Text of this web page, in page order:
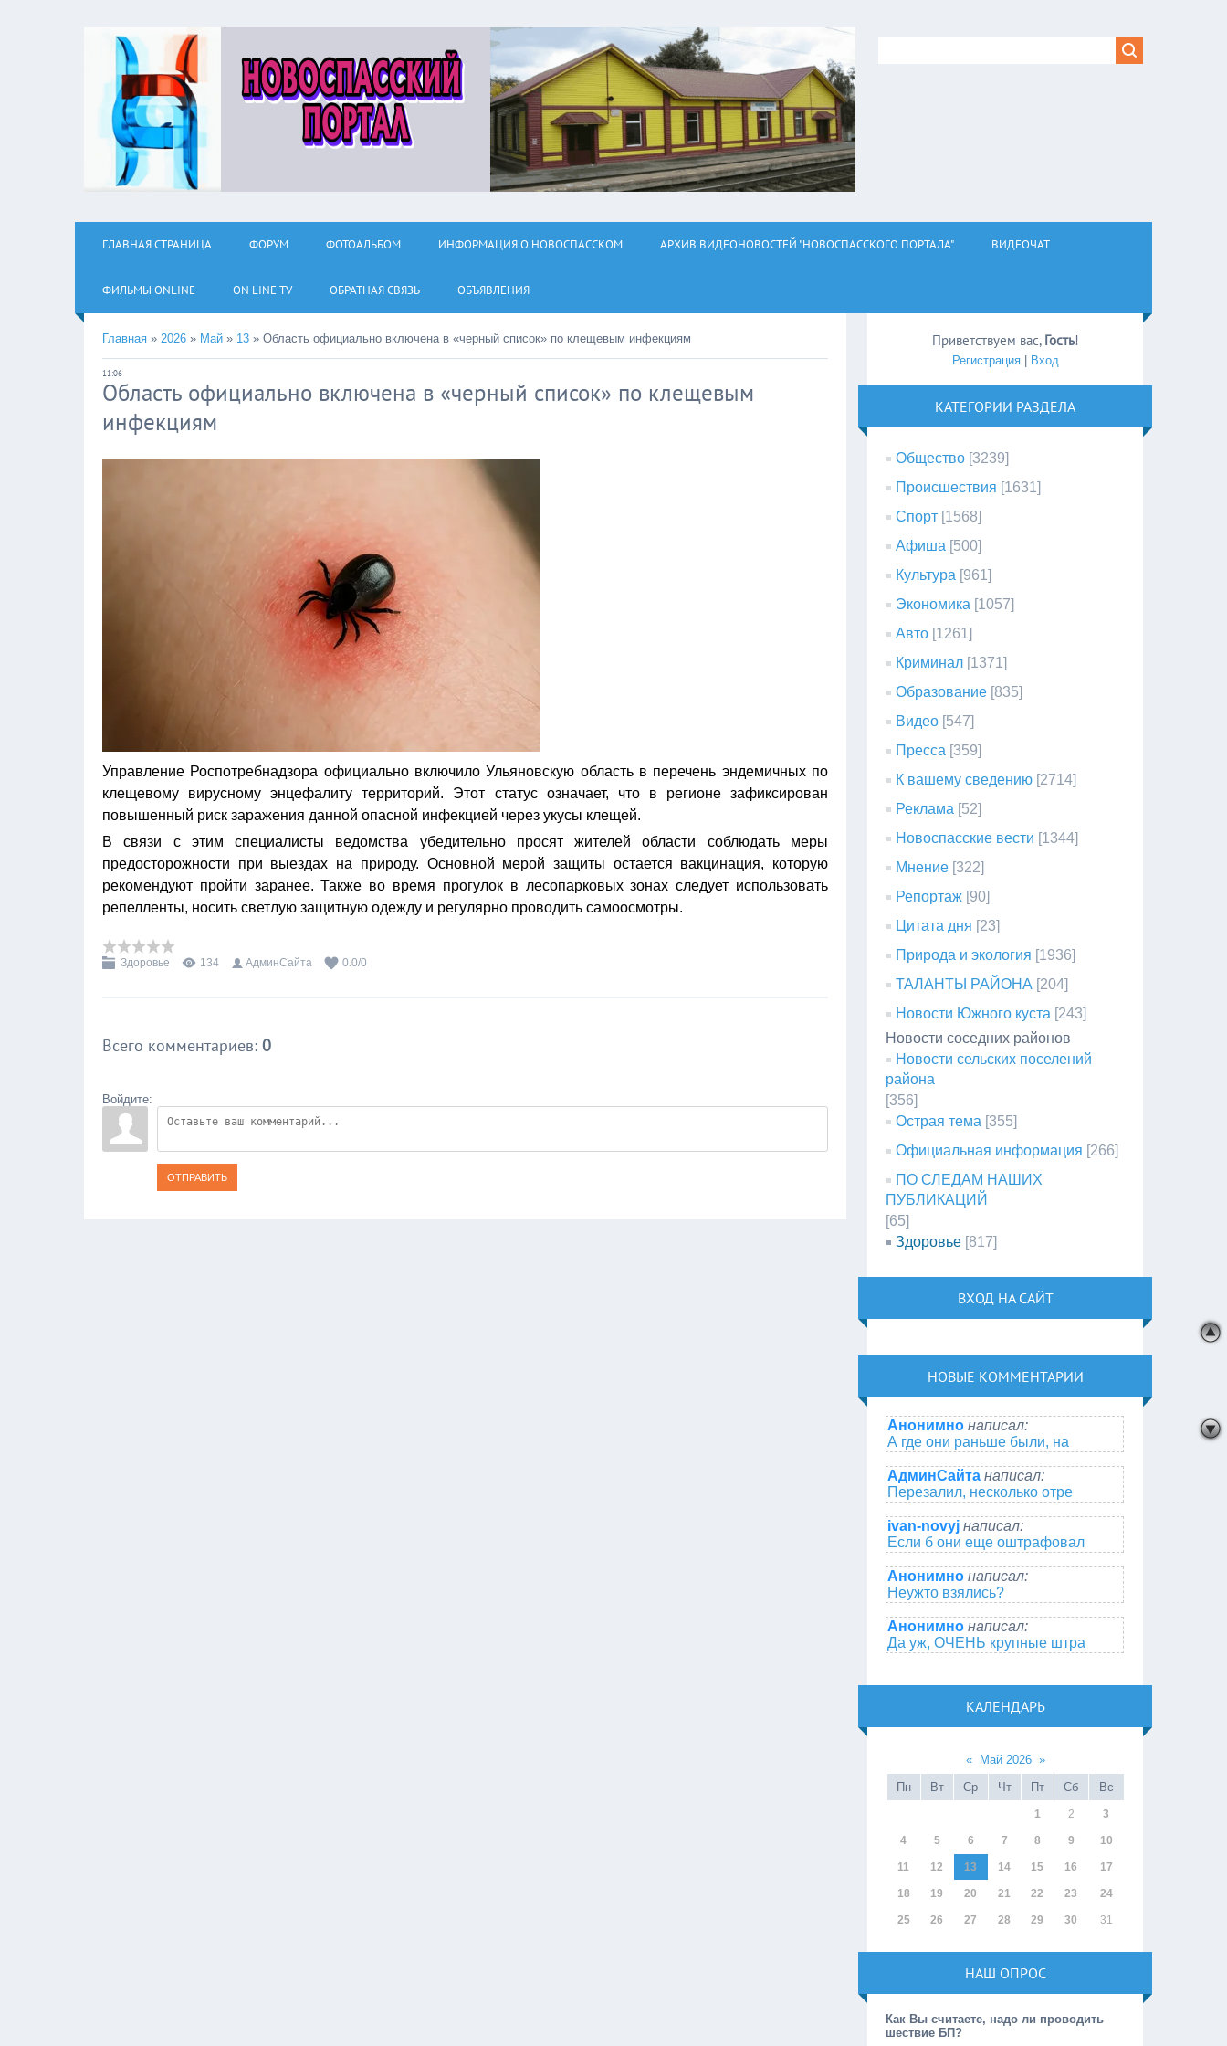
ГЛАВНАЯ СТРАНИЦА ФОРУМ ФОТОАЛЬБОМ ИНФОРМАЦИЯ О НОВОСПАССКОМ АРХИВ ВИДЕОНОВОСТЕЙ "НОВОСПАССКОГО ПОРТАЛА" ВИДЕОЧАТ
ФИЛЬМЫ ОNLINE ON LINE TV ОБРАТНАЯ СВЯЗЬ ОБЪЯВЛЕНИЯ
Главная » 2026 » Май » 13 » Область официально включена в «черный список» по клещевым инфекциям
11:06
Область официально включена в «черный список» по клещевым
инфекциям
Управление Роспотребнадзора официально включило Ульяновскую область в перечень эндемичных по
клещевому вирусному энцефалиту территорий. Этот статус означает, что в регионе зафиксирован
повышенный риск заражения данной опасной инфекцией через укусы клещей.
В связи с этим специалисты ведомства убедительно просят жителей области соблюдать меры
предосторожности при выездах на природу. Основной мерой защиты остается вакцинация, которую
рекомендуют пройти заранее. Также во время прогулок в лесопарковых зонах следует использовать
репелленты, носить светлую защитную одежду и регулярно проводить самоосмотры.
Здоровье 134 АдминСайта 0.0/0
Всего комментариев: 0
Войдите:
ОТПРАВИТЬ
Приветствуем вас, Гость!
Регистрация| Вход
КАТЕГОРИИ РАЗДЕЛА
Общество [3239]
Происшествия [1631]
Спорт [1568]
Афиша [500]
Культура [961]
Экономика [1057]
Авто [1261]
Криминал [1371]
Образование [835]
Видео [547]
Пресса [359]
К вашему сведению [2714]
Реклама [52]
Новоспасские вести [1344]
Мнение [322]
Репортаж [90]
Цитата дня [23]
Природа и экология [1936]
ТАЛАНТЫ РАЙОНА [204]
Новости Южного куста [243]
Новости соседних районов
Новости сельских поселений
района
[356]
Острая тема [355]
Официальная информация [266]
ПО СЛЕДАМ НАШИХ
ПУБЛИКАЦИЙ
[65]
Здоровье [817]
ВХОД НА САЙТ
НОВЫЕ КОММЕНТАРИИ
Анонимно написал:
А где они раньше были, на
АдминСайта написал:
Перезалил, несколько отре
ivan-novyj написал:
Если б они еще оштрафовал
Анонимно написал:
Неужто взялись?
Анонимно написал:
Да уж, ОЧЕНЬ крупные штра
КАЛЕНДАРЬ
« Май 2026 »
Пн
Вт Ср Чт Пт Сб Вс
1 2 3
4 5 6 7 8 9 10
11 12 13 14 15 16 17
18 19 20 21 22 23 24
25 26 27 28 29 30 31
НАШ ОПРОС
Как Вы считаете, надо ли проводить
шествие БП?